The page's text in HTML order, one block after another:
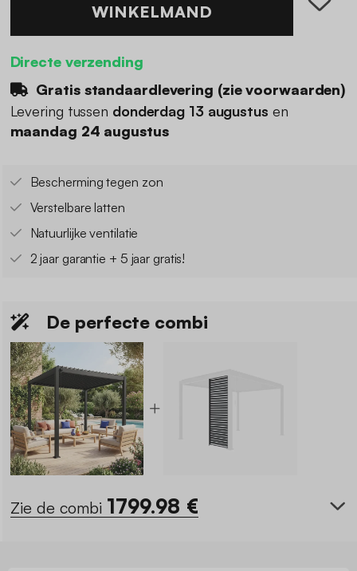
WINKELMAND
Directe verzending
Gratis standaardlevering (zie voorwaarden)
Levering tussen donderdag 13 augustus en
maandag 24 augustus
Bescherming tegen zon
Verstelbare latten
Natuurlijke ventilatie
2 jaar garantie + 5 jaar gratis!
De perfecte combi
Zie de combi 1799.98 €